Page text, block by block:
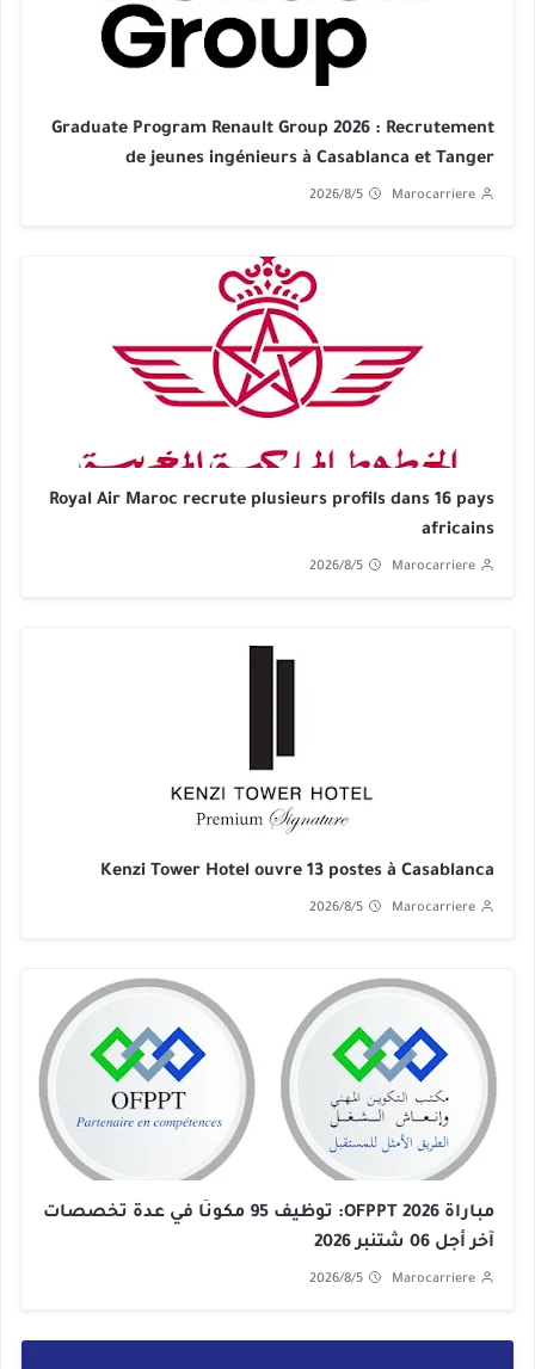
Graduate Program Renault Group 2026 : Recrutement
de jeunes ingénieurs à Casablanca et Tanger
Marocarriere
2026/8/5
Royal Air Maroc recrute plusieurs profils dans 16 pays
africains
Marocarriere
2026/8/5
Kenzi Tower Hotel ouvre 13 postes à Casablanca
Marocarriere
2026/8/5
مباراة OFPPT 2026: توظيف 95 مكونًا في عدة تخصصات
آخر أجل 06 شتنبر 2026
Marocarriere
2026/8/5